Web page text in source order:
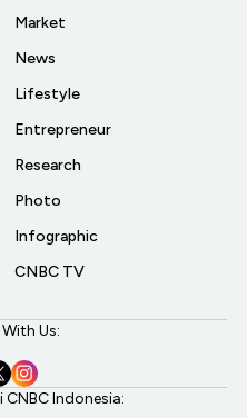
Market
News
Lifestyle
Entrepreneur
Research
Photo
Infographic
CNBC TV
Us:
Indonesia: